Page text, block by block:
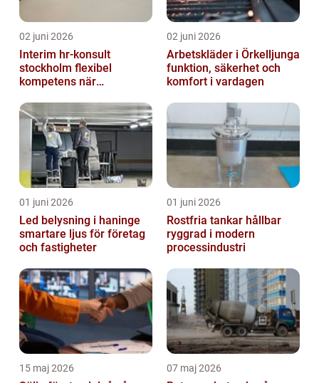
02 juni 2026
Interim hr-konsult
stockholm flexibel
kompetens när
02 juni 2026
Arbetskläder i Örkelljunga
funktion, säkerhet och
komfort i vardagen
01 juni 2026
Led belysning i haninge
smartare ljus för företag
och fastigheter
01 juni 2026
Rostfria tankar hållbar
ryggrad i modern
processindustri
15 maj 2026 07 maj 2026